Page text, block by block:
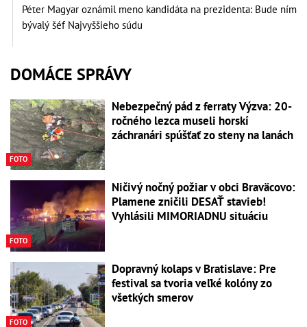
Péter Magyar oznámil meno kandidáta na prezidenta: Bude ním
bývalý šéf Najvyššieho súdu
DOMÁCE SPRÁVY
FOTO
Nebezpečný pád z ferraty Výzva: 20-
ročného lezca museli horskí
záchranári spúšťať zo steny na lanách
FOTO
Ničivý nočný požiar v obci Braväcovo:
Plamene zničili DESAŤ stavieb!
Vyhlásili MIMORIADNU situáciu
FOTO
Dopravný kolaps v Bratislave: Pre
festival sa tvoria veľké kolóny zo
všetkých smerov